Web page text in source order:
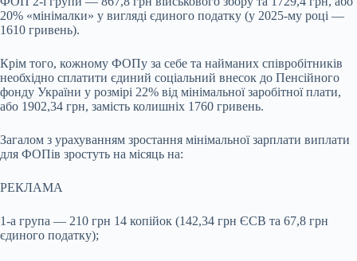
20% «мінімалки» у вигляді єдиного податку (у 2025-му році —
1610 гривень).
Крім того, кожному ФОПу за себе та найманих співробітників
необхідно сплатити єдиний соціальний внесок до Пенсійного
фонду України у розмірі 22% від мінімальної заробітної плати,
або 1902,34 грн, замість колишніх 1760 гривень.
Загалом з урахуванням зростання мінімальної зарплати виплати
для ФОПів зростуть на місяць на:
РЕКЛАМА
1-а група — 210 грн 14 копійок (142,34 грн ЄСВ та 67,8 грн
єдиного податку);